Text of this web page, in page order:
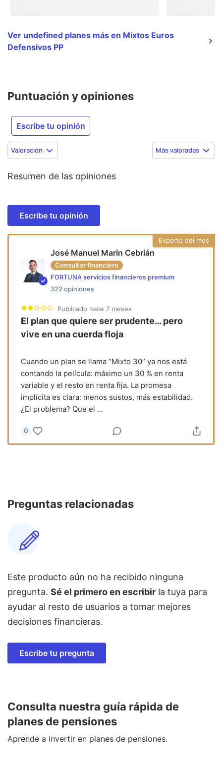
Ver undefined planes más en Mixtos Euros
Defensivos PP
Puntuación y opiniones
Escribe tu opinión
Valoración Más valoradas
Resumen de las opiniones
Escribe tu opinión
Experto del mes
José Manuel Marín Cebrián
Consultor financiero
FORTUNA servicios financieros premium
322 opiniones
Publicado hace 7 meses
El plan que quiere ser prudente… pero
vive en una cuerda floja
Cuando un plan se llama “Mixto 30” ya nos está
contando la película: máximo un 30 % en renta
variable y el resto en renta fija. La promesa
implícita es clara: menos sustos, más estabilidad.
¿El problema? Que el ...
0
Preguntas relacionadas
Este producto aún no ha recibido ninguna
pregunta. Sé el primero en escribir la tuya para
ayudar al resto de usuarios a tomar mejores
decisiones financieras.
Escribe tu pregunta
Consulta nuestra guía rápida de
planes de pensiones
Aprende a invertir en planes de pensiones.